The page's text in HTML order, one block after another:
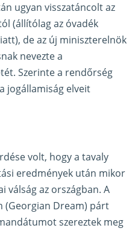
ugyan visszatáncolt az
(állítólag az óvadék
de az új miniszterelnök
nevezte a
Szerinte a rendőrség
jogállamiság elveit
volt, hogy a tavaly
eredmények után mikor
válság az országban. A
(Georgian Dream) párt
szereztek meg